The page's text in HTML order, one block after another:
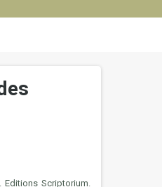
Editions Scriptorium.